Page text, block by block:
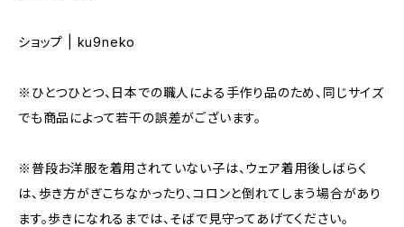
ショップ | ku9neko
※ひとつひとつ、日本での職人による手作り品のため、同じサイズ
でも商品によって若干の誤差がございます。
※普段お洋服を着用されていない子は、ウェア着用後しばらく
は、歩き方がぎこちなかったり、コロンと倒れてしまう場合があり
ます。歩きになれるまでは、そばで見守ってあげてください。